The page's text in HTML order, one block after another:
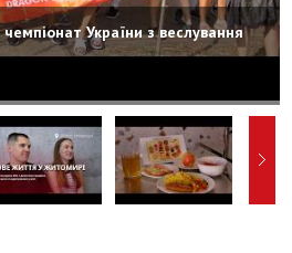
України з веслування